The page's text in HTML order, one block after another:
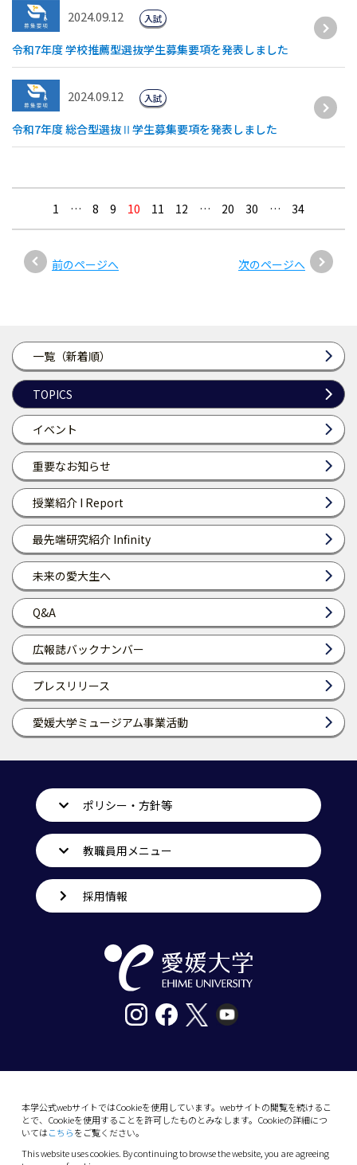
一覧（新着順）
TOPICS
イベント
重要なお知らせ
授業紹介 I Report
最先端研究紹介 Infinity
未来の愛大生へ
Q&A
広報誌バックナンバー
プレスリリース
愛媛大学ミュージアム事業活動
2024.09.12
令和7年度 学校推薦型選抜学生募集要項を発表しました
入試
2024.09.12
令和7年度 総合型選抜Ⅱ学生募集要項を発表しました
入試
1
前のページへ
… 8 9 10 11 12 … 20 30 …
次のページへ
34
本学公式webサイトではCookieを使用しています。webサイトの閲覧を続けるこ
とで、Cookieを使用することを許可したものとみなします。Cookieの詳細につ
いてはこちらをご覧ください。
This website uses cookies. By continuing to browse the website, you are agreeing
ポリシー・方針等
教職員用メニュー
採用情報
10-13 Dogo-Himata, Matsuyama, Ehime 790-
Phone: +81 89-927-9000